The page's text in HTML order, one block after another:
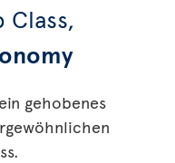
Class,
gehobenes